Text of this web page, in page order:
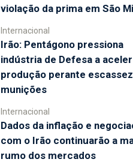
violação da prima em São
Internacional
Irão: Pentágono pressiona
indústria de Defesa a
produção perante
munições
Internacional
Dados da inflação e
com o Irão continuarão a
rumo dos mercados